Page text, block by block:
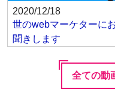
2020/12/18
世のwebマーケターに
聞きします
全ての動